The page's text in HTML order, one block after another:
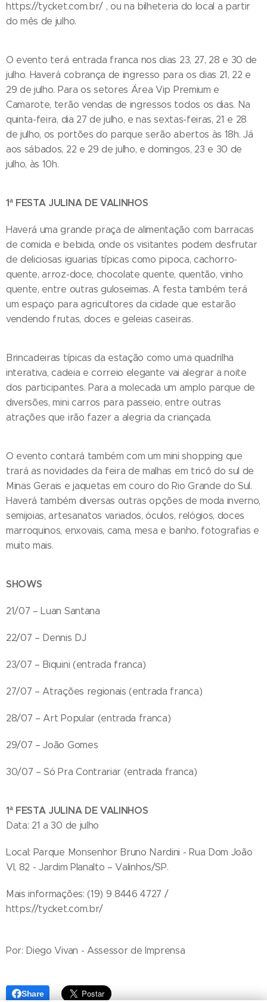
https://tycket.com.br/ , ou na bilheteria do local a partir
do mês de julho.
O evento terá entrada franca nos dias 23, 27, 28 e 30 de
julho. Haverá cobrança de ingresso para os dias 21, 22 e
29 de julho. Para os setores Área Vip Premium e
Camarote, terão vendas de ingressos todos os dias. Na
quinta-feira, dia 27 de julho, e nas sextas-feiras, 21 e 28
de julho, os portões do parque serão abertos às 18h. Já
aos sábados, 22 e 29 de julho, e domingos, 23 e 30 de
julho, às 10h.
1ª FESTA JULINA DE VALINHOS
Haverá uma grande praça de alimentação com barracas
de comida e bebida, onde os visitantes podem desfrutar
de deliciosas iguarias típicas como pipoca, cachorro-
quente, arroz-doce, chocolate quente, quentão, vinho
quente, entre outras guloseimas. A festa também terá
um espaço para agricultores da cidade que estarão
vendendo frutas, doces e geleias caseiras.
Brincadeiras típicas da estação como uma quadrilha
interativa, cadeia e correio elegante vai alegrar a noite
dos participantes. Para a molecada um amplo parque de
diversões, mini carros para passeio, entre outras
atrações que irão fazer a alegria da criançada.
O evento contará também com um mini shopping que
trará as novidades da feira de malhas em tricô do sul de
Minas Gerais e jaquetas em couro do Rio Grande do Sul.
Haverá também diversas outras opções de moda inverno,
semijoias, artesanatos variados, óculos, relógios, doces
marroquinos, enxovais, cama, mesa e banho, fotografias e
muito mais.
SHOWS
21/07 – Luan Santana
22/07 – Dennis DJ
23/07 – Biquini (entrada franca)
27/07 – Atrações regionais (entrada franca)
28/07 – Art Popular (entrada franca)
29/07 – João Gomes
30/07 – Só Pra Contrariar (entrada franca)
1ª FESTA JULINA DE VALINHOS
Data: 21 a 30 de julho
Local: Parque Monsenhor Bruno Nardini - Rua Dom João
VI, 82 - Jardim Planalto – Valinhos/SP.
Mais informações: (19) 9 8446 4727 /
https://tycket.com.br/
Por: Diego Vivan - Assessor de Imprensa
Share